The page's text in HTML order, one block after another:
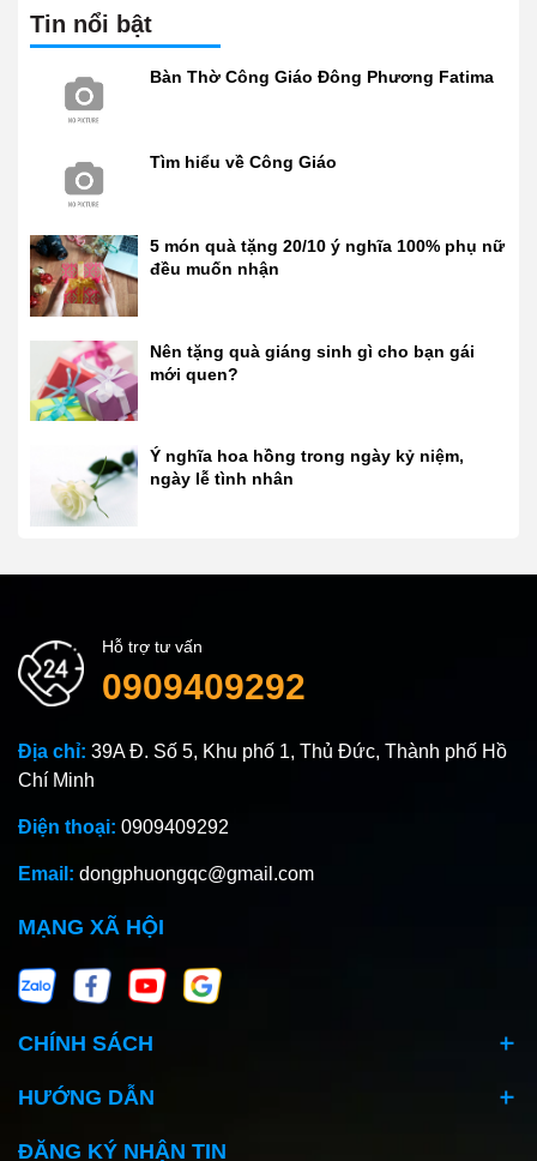
Tin nổi bật
Bàn Thờ Công Giáo Đông Phương Fatima
Tìm hiểu về Công Giáo
5 món quà tặng 20/10 ý nghĩa 100% phụ nữ
đều muốn nhận
Nên tặng quà giáng sinh gì cho bạn gái
mới quen?
Ý nghĩa hoa hồng trong ngày kỷ niệm,
ngày lễ tình nhân
Hỗ trợ tư vấn
0909409292
Địa chỉ: 39A Đ. Số 5, Khu phố 1, Thủ Đức, Thành phố Hồ
Chí Minh
Điện thoại: 0909409292
Email: dongphuongqc@gmail.com
MẠNG XÃ HỘI
CHÍNH SÁCH
HƯỚNG DẪN
ĐĂNG KÝ NHẬN TIN